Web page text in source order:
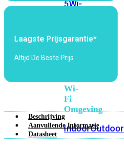
5Wi-
Fi
Fi
Wi-
Fi
Omgeving
IndoorOutdoor
Laagste Prijsgarantie*
Altijd De Beste Prijs
Beschrijving
Aanvullende Informatie
Datasheet